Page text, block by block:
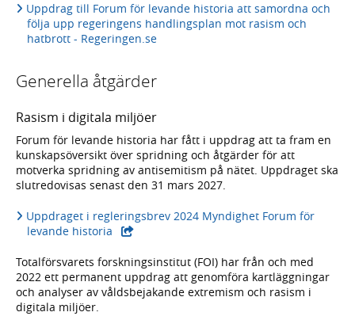
Uppdrag till Forum för levande historia att samordna och
följa upp regeringens handlingsplan mot rasism och
hatbrott - Regeringen.se
Generella åtgärder
Rasism i digitala miljöer
Forum för levande historia har fått i uppdrag att ta fram en
kunskapsöversikt över spridning och åtgärder för att
motverka spridning av antisemitism på nätet. Uppdraget ska
slutredovisas senast den 31 mars 2027.
Uppdraget i regleringsbrev 2024 Myndighet Forum för
levande historia- extern webbplats,
Totalförsvarets forskningsinstitut (FOI) har från och med
2022 ett permanent uppdrag att genomföra kartläggningar
och analyser av våldsbejakande extremism och rasism i
digitala miljöer.